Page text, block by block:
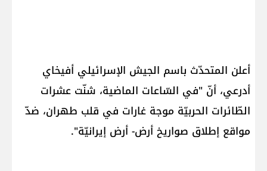
أعلن المتحدّث باسم الجيش الإسرائيلي أفيخاي
أدرعي، أنّ "في السّاعات الماضية، شنّت عشرات
الطّائرات الحربيّة موجة غارات في قلب ​طهران​، ضدّ
مواقع إطلاق صواريخ أرض- أرض إيرانيّة".